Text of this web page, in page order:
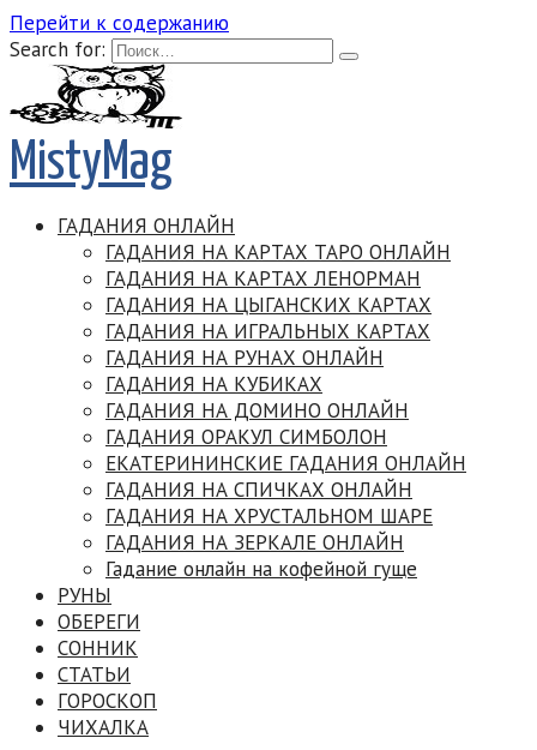
Перейти к содержанию
Search for:
MistyMag
ГАДАНИЯ ОНЛАЙН
ГАДАНИЯ НА КАРТАХ ТАРО ОНЛАЙН
ГАДАНИЯ НА КАРТАХ ЛЕНОРМАН
ГАДАНИЯ НА ЦЫГАНСКИХ КАРТАХ
ГАДАНИЯ НА ИГРАЛЬНЫХ КАРТАХ
ГАДАНИЯ НА РУНАХ ОНЛАЙН
ГАДАНИЯ НА КУБИКАХ
ГАДАНИЯ НА ДОМИНО ОНЛАЙН
ГАДАНИЯ ОРАКУЛ СИМБОЛОН
ЕКАТЕРИНИНСКИЕ ГАДАНИЯ ОНЛАЙН
ГАДАНИЯ НА СПИЧКАХ ОНЛАЙН
ГАДАНИЯ НА ХРУСТАЛЬНОМ ШАРЕ
ГАДАНИЯ НА ЗЕРКАЛЕ ОНЛАЙН
Гадание онлайн на кофейной гуще
РУНЫ
ОБЕРЕГИ
СОННИК
СТАТЬИ
ГОРОСКОП
ЧИХАЛКА